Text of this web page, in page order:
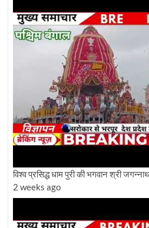
विश्व प्रसिद्ध धाम पुरी की भगवान श्री
2 weeks ago